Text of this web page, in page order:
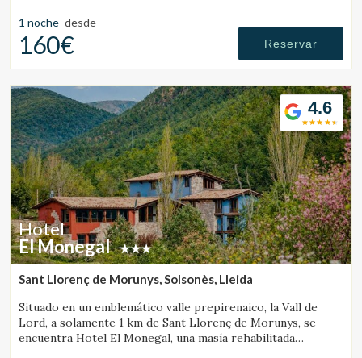
de las Gavarres ofrecen un descanso total en conexión con
la naturaleza. El hotel cuenta con 6 habitaciones
cuidadosamente decoradas, una piscina climatizada,
restaurante, pista de petanca, zona chill-out, servicios de
masaje y yoga, alquiler de bicicletas y todo lo necesario para
los ciclistas.
1 noche desde
160€ Reservar
4.6
Hotel
El Monegal
Sant Llorenç de Morunys, Solsonès, Lleida
Situado en un emblemático valle prepirenaico, la Vall de
Lord, a solamente 1 km de Sant Llorenç de Morunys, se
encuentra Hotel El Monegal, una masía rehabilitada